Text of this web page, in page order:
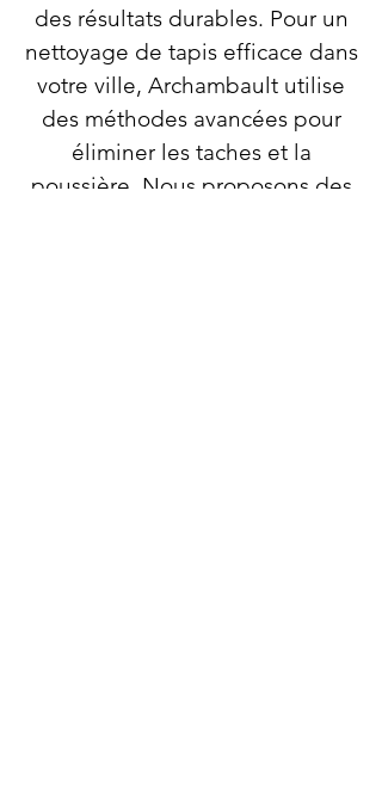
des résultats durables. Pour un
nettoyage de tapis efficace dans
votre ville, Archambault utilise
des méthodes avancées pour
éliminer les taches et la
poussière. Nous proposons des